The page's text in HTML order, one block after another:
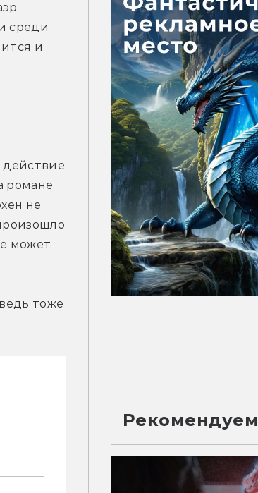
среди
и
действие
романе
не
может.
тоже
Рекомендуем